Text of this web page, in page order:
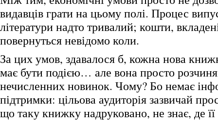
видавців грати на цьому полі. Процес
літератури надто тривалий; кошти,
повернуться невідомо коли.
За цих умов, здавалося б, кожна нова
має бути подією… але вона просто
нечисленних новинок. Чому? Бо немає
підтримки: цільова аудиторія зазвичай
що таку книжку надруковано, не знає, де